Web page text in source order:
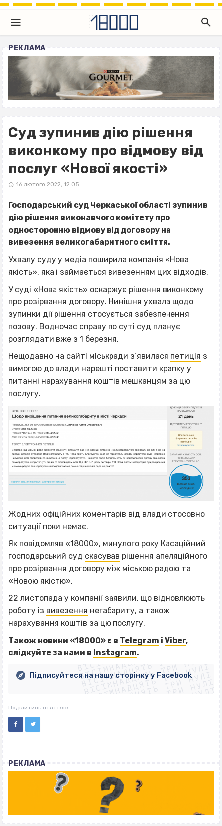
РЕКЛАМА
Суд зупинив дію рішення
виконкому про відмову від
послуг «Нової якості»
16 лютого 2022, 12:05
Господарський суд Черкаської області зупинив
дію рішення виконавчого комітету про
односторонню відмову від договору на
вивезення великогабаритного сміття.
Ухвалу суду у медіа поширила компанія «Нова
якість», яка і займається вивезенням цих відходів.
У суді «Нова якість» оскаржує рішення виконкому
про розірвання договору. Нинішня ухвала щодо
зупинки дії рішення стосується забезпечення
позову. Водночас справу по суті суд планує
розглядати вже з 1 березня.
Нещодавно на сайті міськради з’явилася петиція з
вимогою до влади нарешті поставити крапку у
питанні нарахування коштів мешканцям за цю
послугу.
Жодних офіційних коментарів від влади стосовно
ситуації поки немає.
Як повідомляв «18000», минулого року Касаційний
господарський суд скасував рішення апеляційного
про розірвання договору між міською радою та
«Новою якістю».
22 листопада у компанії заявили, що відновлюють
роботу із вивезення негабариту, а також
нарахування коштів за цю послугу.
Також новини «18000» є в Telegram і Viber,
слідкуйте за нами в Instagram.
ВІСІМНАДЦЯТЬ ТРИ НУЛІ
ВІСІМНАДЦЯТЬ ТРИ НУЛІ
ВІСІМНАДЦЯТЬ ТРИ НУЛІ
ВІСІМНАДЦЯТЬ ТРИ НУЛІ
ВІСІМНАДЦЯТЬ ТРИ НУЛІ
ВІСІМНАДЦЯТЬ ТРИ НУЛІ
ВІСІМНАДЦЯТЬ ТРИ НУЛІ
ВІСІМНАДЦЯТЬ ТРИ НУЛІ
Підписуйтеся на нашу сторінку у Facebook
Поділитись статтею
РЕКЛАМА